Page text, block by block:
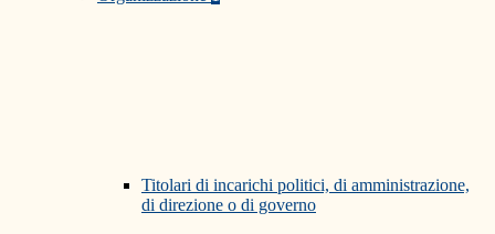
Titolari di incarichi politici, di amministrazione,
di direzione o di governo